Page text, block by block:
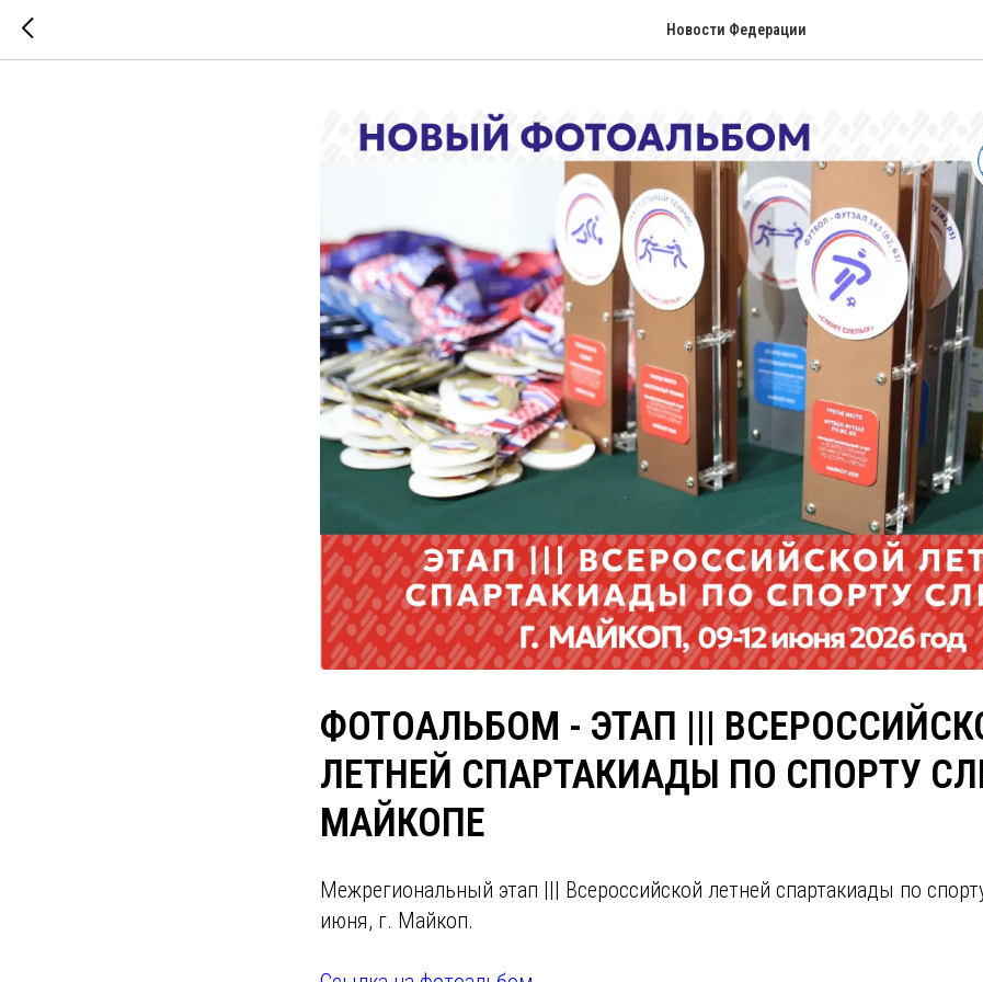
Новости Федерации
ФОТОАЛЬБОМ - ЭТАП |||
ЛЕТНЕЙ СПАРТАКИАДЫ ПО СПОРТУ
МАЙКОПЕ
Межрегиональный этап ||| Всероссийской летней спартакиады по
июня, г. Майкоп.